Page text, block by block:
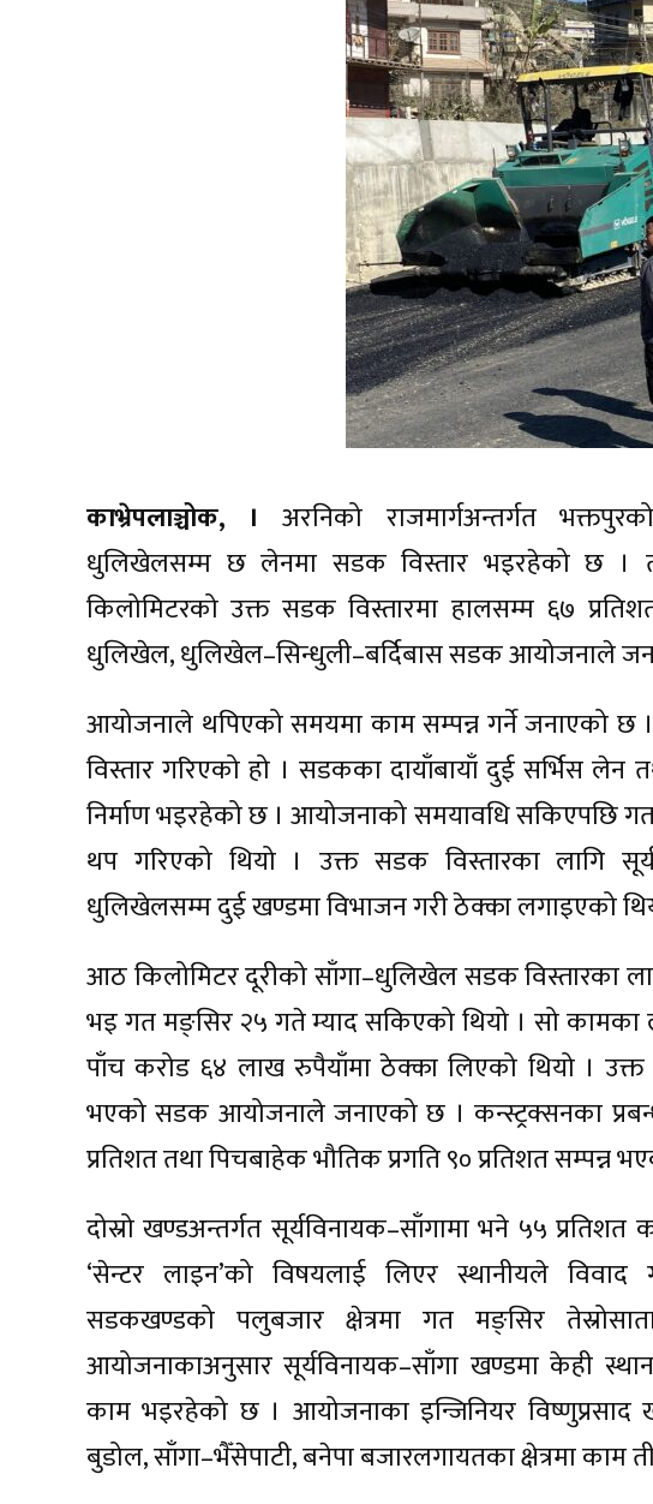
काभ्रेपलाञ्चोक, । अरनिको राजमार्गअन्तर्गत
धुलिखेलसम्म छ लेनमा सडक विस्तार भइरहेको छ ।
किलोमिटरको उक्त सडक विस्तारमा हालसम्म ६७
धुलिखेल, धुलिखेल–सिन्धुली–बर्दिबास सडक आयोजनाले
आयोजनाले थपिएको समयमा काम सम्पन्न गर्ने जनाएको छ
विस्तार गरिएको हो । सडकका दायाँबायाँ दुई सर्भिस
निर्माण भइरहेको छ । आयोजनाको समयावधि सकिएपछि गत
थप गरिएको थियो । उक्त सडक विस्तारका लागि
धुलिखेलसम्म दुई खण्डमा विभाजन गरी ठेक्का लगाइएको
आठ किलोमिटर दूरीको साँगा–धुलिखेल सडक विस्तारका
भइ गत मङ्सिर २५ गते म्याद सकिएको थियो । सो कामका
पाँच करोड ६४ लाख रुपैयाँमा ठेक्का लिएको थियो । उक्त
भएको सडक आयोजनाले जनाएको छ । कन्स्ट्रक्सनका
प्रतिशत तथा पिचबाहेक भौतिक प्रगति ९० प्रतिशत सम्पन्न
दोस्रो खण्डअन्तर्गत सूर्यविनायक–साँगामा भने ५५
‘सेन्टर लाइन’को विषयलाई लिएर स्थानीयले
सडकखण्डको पलुबजार क्षेत्रमा गत मङ्सिर
आयोजनाकाअनुसार सूर्यविनायक–साँगा खण्डमा केही
काम भइरहेको छ । आयोजनाका इन्जिनियर विष्णुप्रसाद
बुडोल, साँगा–भैँसेपाटी, बनेपा बजारलगायतका क्षेत्रमा काम